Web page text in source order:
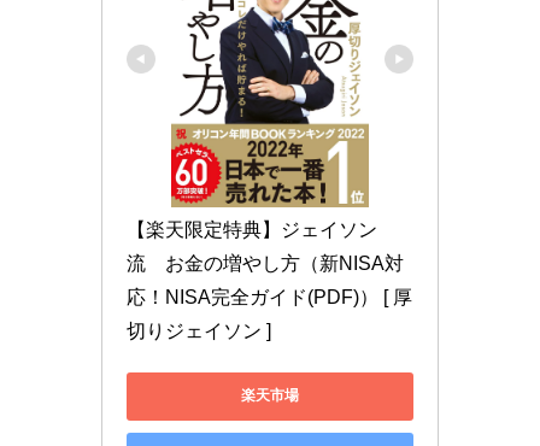
【楽天限定特典】ジェイソン
流　お金の増やし方（新NISA対
応！NISA完全ガイド(PDF)） [ 厚
切りジェイソン ]
楽天市場